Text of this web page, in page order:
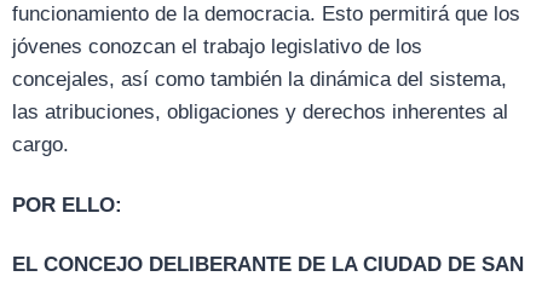
funcionamiento de la democracia. Esto permitirá que los
jóvenes conozcan el trabajo legislativo de los
concejales, así como también la dinámica del sistema,
las atribuciones, obligaciones y derechos inherentes al
cargo.
POR ELLO:
EL CONCEJO DELIBERANTE DE LA CIUDAD DE SAN